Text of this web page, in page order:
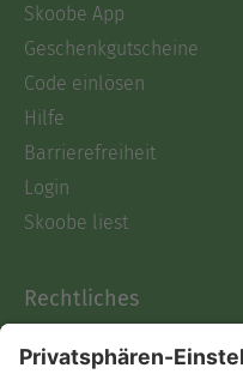
Skoobe App
Geschenkgutscheine
Code einlösen
Hilfe
Barrierefreiheit
Login
Skoobe liest
Rechtliches
AGB